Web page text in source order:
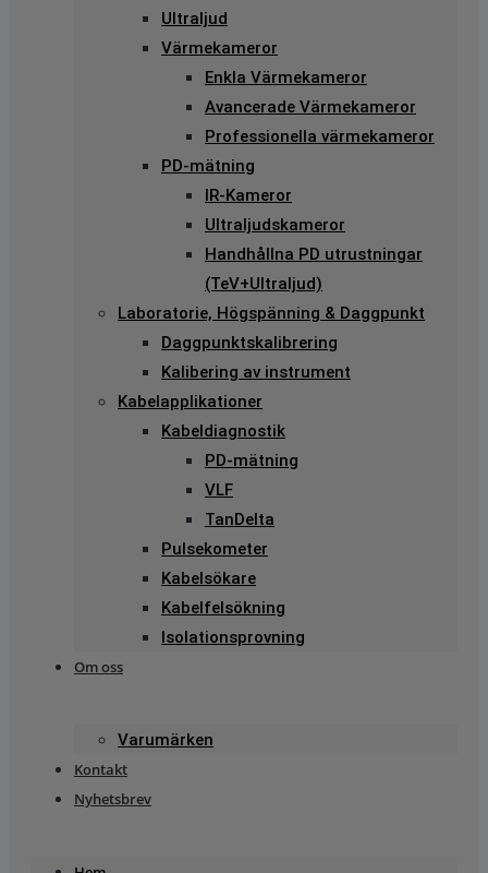
Ultraljud
Värmekameror
Enkla Värmekameror
Avancerade Värmekameror
Professionella värmekameror
PD-mätning
IR-Kameror
Ultraljudskameror
Handhållna PD utrustningar
(TeV+Ultraljud)
Laboratorie, Högspänning & Daggpunkt
Daggpunktskalibrering
Kalibering av instrument
Kabelapplikationer
Kabeldiagnostik
PD-mätning
VLF
TanDelta
Pulsekometer
Kabelsökare
Kabelfelsökning
Isolationsprovning
Om oss
Varumärken
Kontakt
Nyhetsbrev